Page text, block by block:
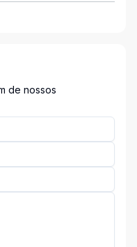
de nossos